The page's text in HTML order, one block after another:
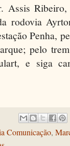
Assis
rodovia
Penha,
pelo
e siga
Comunicação,